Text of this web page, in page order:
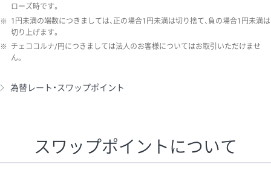
ローズ時です。
※ 1円未満の端数につきましては、正の場合1円未満は切り捨て、負の場合1円未満は
切り上げます。
※ チェココルナ/円につきましては法人のお客様についてはお取引いただけませ
ん。
為替レート・スワップポイント
スワップポイントについて